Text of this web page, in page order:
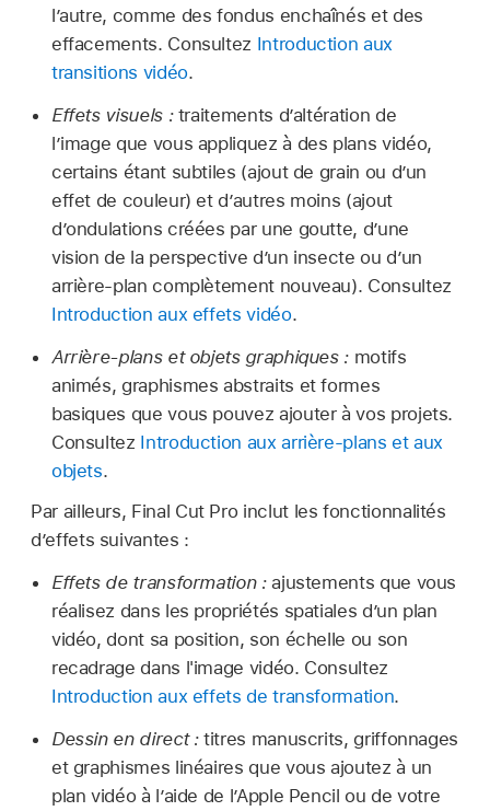
l’autre, comme des fondus enchaînés et des
effacements. Consultez Introduction aux
transitions vidéo.
Effets visuels :traitements d’altération de
l’image que vous appliquez à des plans vidéo,
certains étant subtiles (ajout de grain ou d’un
effet de couleur) et d’autres moins (ajout
d’ondulations créées par une goutte, d’une
vision de la perspective d’un insecte ou d’un
arrière-plan complètement nouveau). Consultez
Introduction aux effets vidéo.
Arrière-plans et objets graphiques : motifs
animés, graphismes abstraits et formes
basiques que vous pouvez ajouter à vos projets.
Consultez Introduction aux arrière-plans et aux
objets.
Par ailleurs, Final Cut Pro inclut les fonctionnalités
d’effets suivantes :
Effets de transformation :ajustements que vous
réalisez dans les propriétés spatiales d’un plan
vidéo, dont sa position, son échelle ou son
recadrage dans l'image vidéo. Consultez
Introduction aux effets de transformation.
Dessin en direct :titres manuscrits, griffonnages
et graphismes linéaires que vous ajoutez à un
plan vidéo à l’aide de l’Apple Pencil ou de votre